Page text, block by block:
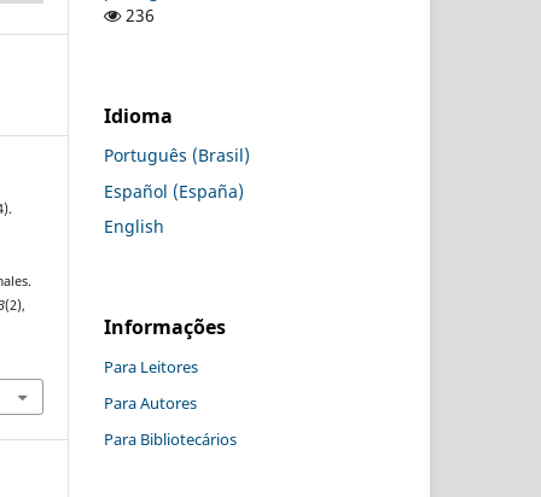
(2),
236
Idioma
Português (Brasil)
Español (España)
English
Informações
Para Leitores
Para Autores
Para Bibliotecários